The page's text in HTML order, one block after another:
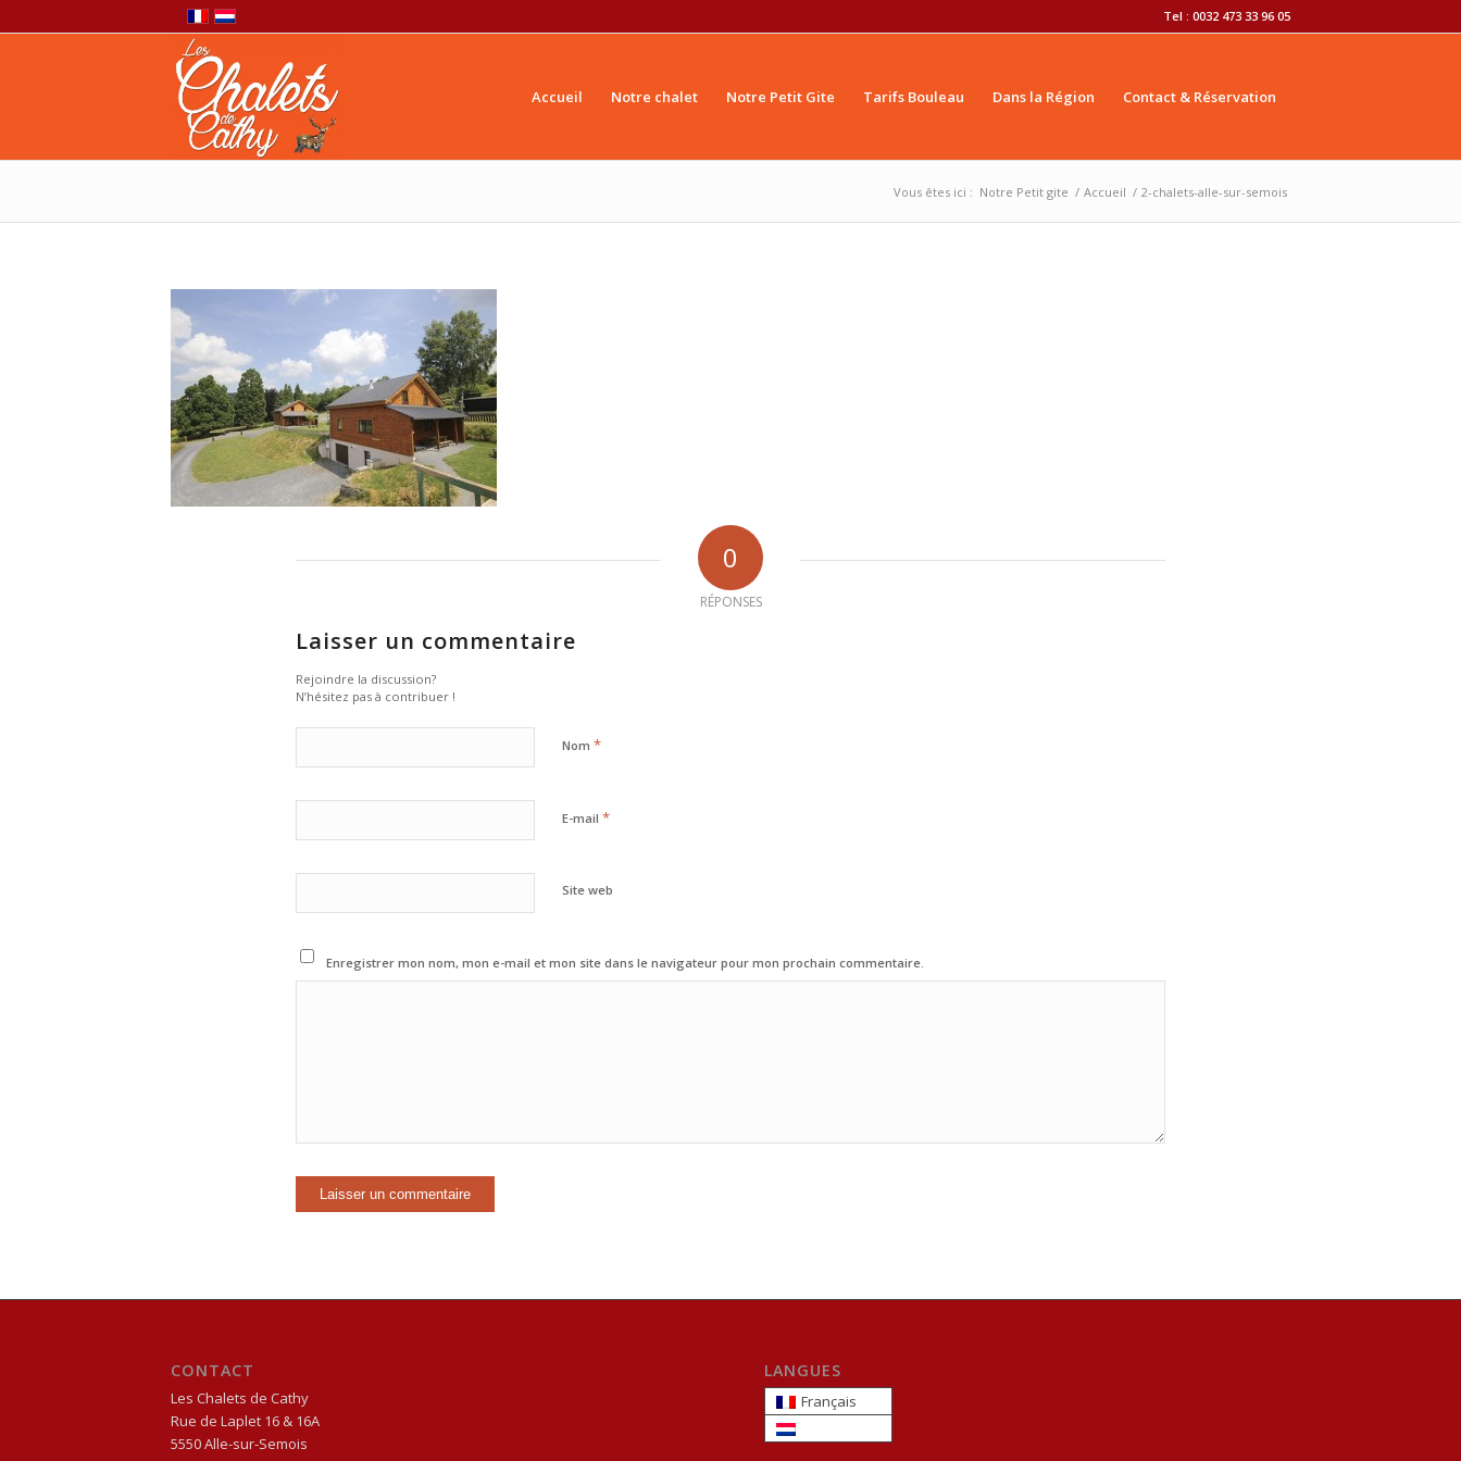
Tel : 0032 473 33 96 05
Accueil Notre chalet Notre Petit Gite Tarifs Bouleau Dans la Région Contact & Réservation
Vous êtes ici : Notre Petit gite / Accueil / 2-chalets-alle-sur-semois
0
RÉPONSES
Laisser un commentaire
Rejoindre la discussion?
N’hésitez pas à contribuer !
Nom *
E-mail *
Site web
Enregistrer mon nom, mon e-mail et mon site dans le navigateur pour mon prochain commentaire.
CONTACT
Les Chalets de Cathy
Rue de Laplet 16 & 16A
5550Alle-sur-Semois
LANGUES
Français